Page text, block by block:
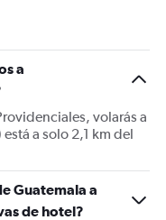
a
volarás a
a solo 2,1 km del
Guatemala a
de hotel?